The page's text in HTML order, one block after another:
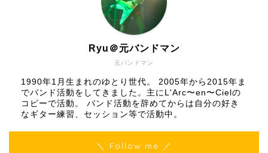
元バンドマン
Ryu＠元バンドマン
1990年1月生まれのゆとり世代。 2005年から2015年ま
でバンド活動をしてきました。主にL'Arc〜en〜Cielの
コピーで活動。 バンド活動を辞めてからは自分の好き
なギター練習、セッション等で活動中。
＼ Follow me ／